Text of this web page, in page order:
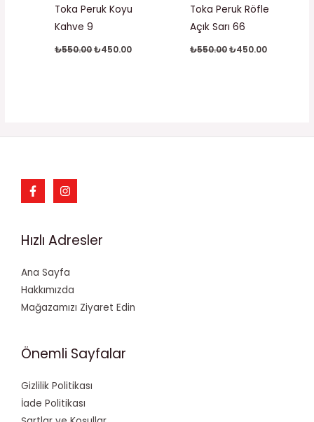
Toka Peruk Koyu
Kahve 9
₺550.00₺450.00
Toka Peruk Röfle
Açık Sarı 66
₺550.00₺450.00
Hızlı Adresler
Ana Sayfa
Hakkımızda
Mağazamızı Ziyaret Edin
Önemli Sayfalar
Gizlilik Politikası
İade Politikası